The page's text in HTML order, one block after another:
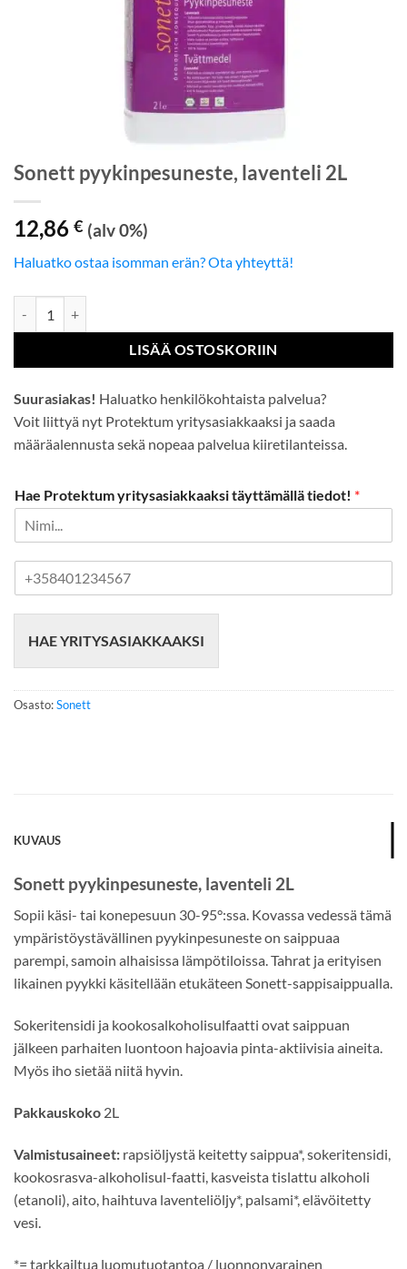
Sonett pyykinpesuneste, laventeli 2L
12,86 € (alv 0%)
Haluatko ostaa isomman erän? Ota yhteyttä!
LISÄÄ OSTOSKORIIN
Suurasiakas! Haluatko henkilökohtaista palvelua?
Voit liittyä nyt Protektum yritysasiakkaaksi ja saada
määräalennusta sekä nopeaa palvelua kiiretilanteissa.
Hae Protektum yritysasiakkaaksi täyttämällä tiedot! *
n
u
HAE YRITYSASIAKKAAKSI
Osasto:Sonett
KUVAUS
Sonett pyykinpesuneste, laventeli 2L
Sopii käsi- tai konepesuun 30-95°:ssa. Kovassa vedessä tämä
ympäristöystävällinen pyykinpesuneste on saippuaa
parempi, samoin alhaisissa lämpötiloissa. Tahrat ja erityisen
likainen pyykki käsitellään etukäteen Sonett-sappisaippualla.
Sokeritensidi ja kookosalkoholisulfaatti ovat saippuan
jälkeen parhaiten luontoon hajoavia pinta-aktiivisia aineita.
Myös iho sietää niitä hyvin.
Pakkauskoko 2L
Valmistusaineet: rapsiöljystä keitetty saippua*, sokeritensidi,
kookosrasva-alkoholisul-faatti, kasveista tislattu alkoholi
(etanoli), aito, haihtuva laventeliöljy*, palsami*, elävöitetty
vesi.
*= tarkkailtua luomutuotantoa / luonnonvarainen